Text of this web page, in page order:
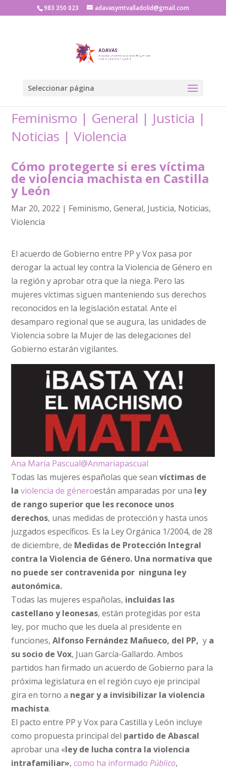
983 350 023 adavasymtvalladolid@gmail.com
Seleccionar página
Feminismo | General | Justicia |
Noticias |Violencia
Cómo protegerte si eres víctima
de violencia machista en Castilla
y León
Mar 20, 2022 | Feminismo,General, Justicia, Noticias,
Violencia
El acuerdo de Gobierno entre PP y Vox pasa por
derogar la actual ley contra la Violencia de Género en
la región y aprobar otra que la niega. Pero las
mujeres víctimas siguen manteniendo sus derechos
reconocidos en la legislación estatal. Ante el
desamparo regional que se augura, las unidades de
Violencia sobre la Mujer de las delegaciones del
Gobierno estarán vigilantes.
Ana María Pascual@Anmariapascual
Todas las mujeres españolas que seanvíctimas de
laviolencia de géneroestán amparadas por una ley
de rango superior que les reconoce unos
derechos, unas medidas de protección y hasta unos
juzgados específicos. Es la Ley Orgánica 1/2004, de 28
de diciembre, de Medidas de Protección Integral
contra la Violencia de Género. Una normativa que
no puede ser contravenida por ninguna ley
autonómica.
Todas las mujeres españolas, incluidas las
castellano y leonesas, están protegidas por esta
ley, por mucho que les duela al presidente en
funciones,Alfonso Fernández Mañueco, del PP, y a
su socio de Vox, Juan García-Gallardo. Ambos
partidos han firmado un acuerdo de Gobierno para la
próxima legislatura en el región cuyo eje principal
gira en torno a negar y a invisibilizar la violencia
machista.
El pacto entre PP y Vox para Castilla y León incluye
como propuesta principal del partido de Abascal
aprobar una «ley de lucha contra la violencia
intrafamiliar»,como ha informadoPúblico,